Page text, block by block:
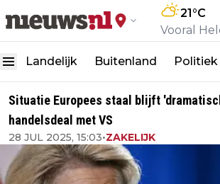
21°C
Vooral
Landelijk Buitenland Politiek
Situatie Europees staal blijft
handelsdeal met VS
28 JUL 2025, 15:03•ZAKELIJK